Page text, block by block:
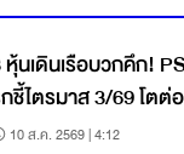
หุ้นเดินเรือบวกคึก!
ชี้ไตรมาส 3/69 โตต่
ส่งเร่งปลายปี
10 ส.ค. 2569 | 4:12